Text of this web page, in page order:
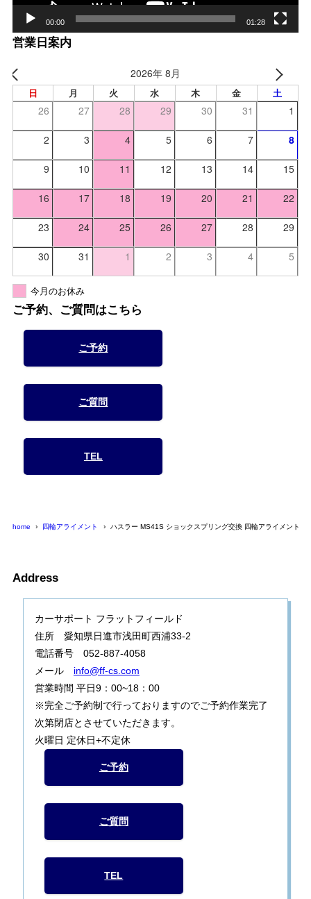
00:00 01:28
営業日案内
2026年 8月
日 月 火 水 木 金 土
26 27 28 29 30 31 1
2 3 4 5 6 7 8
9 10 11 12 13 14 15
16 17 18 19 20 21 22
23 24 25 26 27 28 29
30 31 1 2 3 4 5
今月のお休み
ご予約、ご質問はこちら
ご予約
ご質問
TEL
home 四輪アライメント ハスラー MS41S ショックスプリング交換 四輪アライメント
Address
カーサポート フラットフィールド
住所 愛知県日進市浅田町西浦33-2
電話番号 052-887-4058
メール info@ff-cs.com
営業時間 平日9：00~18：00
※完全ご予約制で行っておりますのでご予約作業完了
次第閉店とさせていただきます。
火曜日 定休日+不定休
ご予約
ご質問
TEL